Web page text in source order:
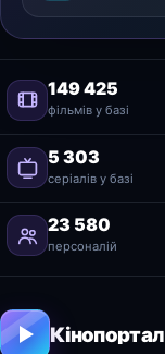
149 425
фільмів у базі
5 303
серіалів у базі
23 580
персоналій
Кінопортал